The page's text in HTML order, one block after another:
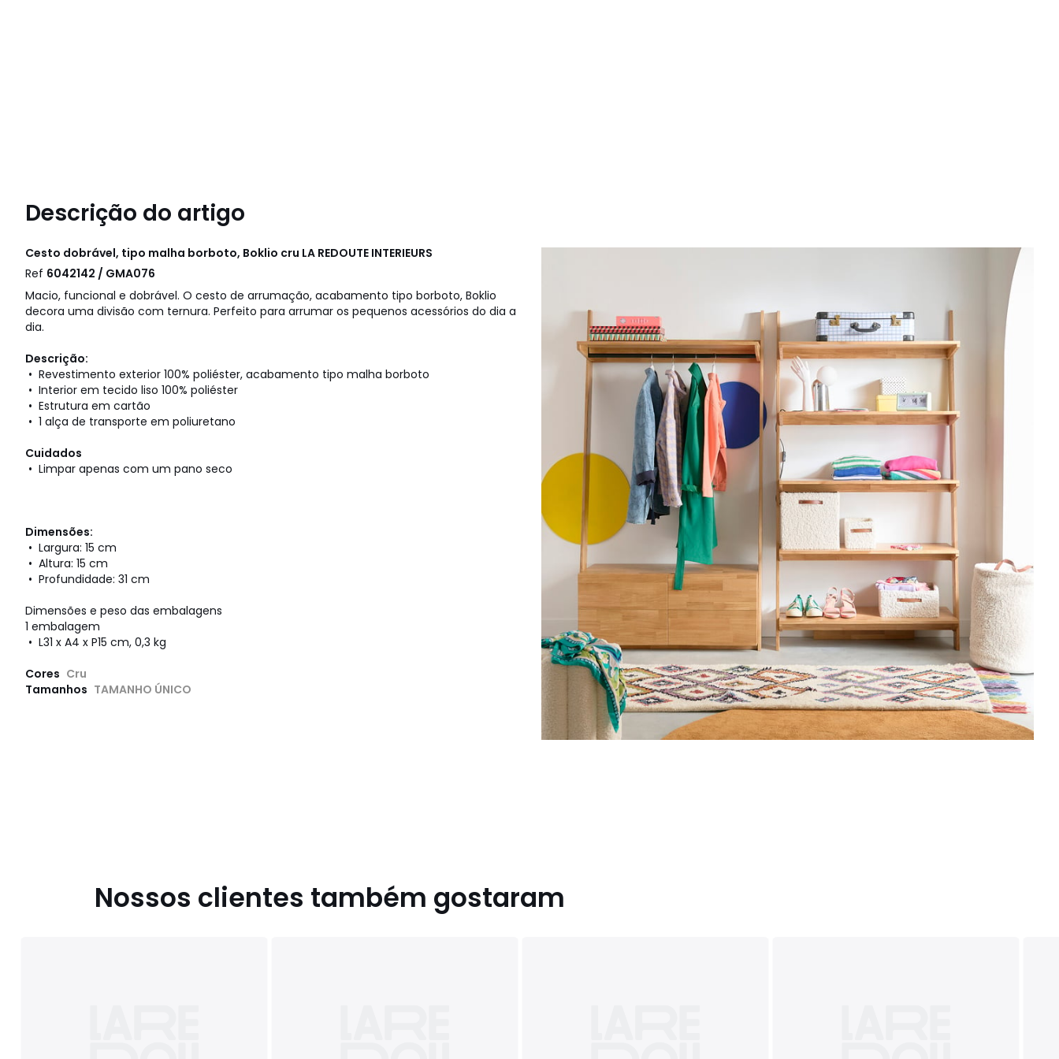
Descrição do artigo
Cesto dobrável, tipo malha borboto, Boklio cru LA REDOUTE INTERIEURS
Ref 6042142 / GMA076
Macio, funcional e dobrável. O cesto de arrumação, acabamento tipo borboto, Boklio
decora uma divisão com ternura. Perfeito para arrumar os pequenos acessórios do dia a
dia.
Descrição:
• Revestimento exterior 100% poliéster, acabamento tipo malha borboto
• Interior em tecido liso 100% poliéster
• Estrutura em cartão
• 1 alça de transporte em poliuretano
Cuidados
• Limpar apenas com um pano seco
Dimensões:
• Largura: 15 cm
• Altura: 15 cm
• Profundidade: 31 cm
Dimensões e peso das embalagens
1 embalagem
• L31 x A4 x P15 cm, 0,3 kg
Cores Cru
Tamanhos TAMANHO ÚNICO
Nossos clientes também gostaram